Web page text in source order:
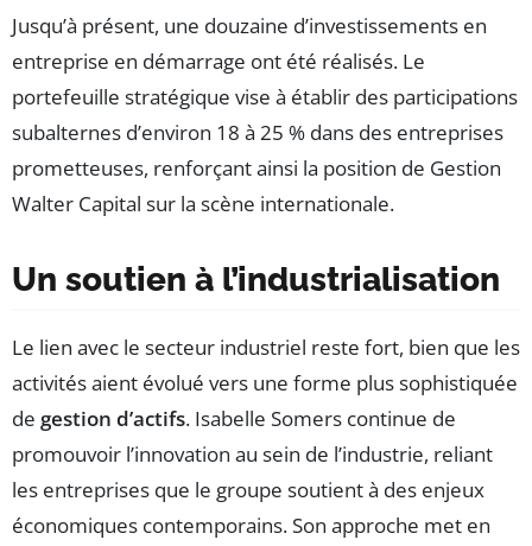
Jusqu’à présent, une douzaine d’investissements en
entreprise en démarrage ont été réalisés. Le
portefeuille stratégique vise à établir des participations
subalternes d’environ 18 à 25 % dans des entreprises
prometteuses, renforçant ainsi la position de Gestion
Walter Capital sur la scène internationale.
Un soutien à l’industrialisation
Le lien avec le secteur industriel reste fort, bien que les
activités aient évolué vers une forme plus sophistiquée
de gestion d’actifs. Isabelle Somers continue de
promouvoir l’innovation au sein de l’industrie, reliant
les entreprises que le groupe soutient à des enjeux
économiques contemporains. Son approche met en